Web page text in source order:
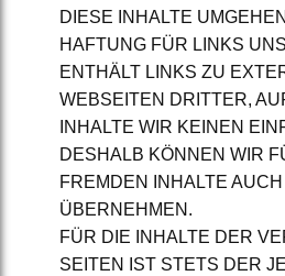
DIESE INHALTE
HAFTUNG FÜR LINKS
ENTHÄLT LINKS ZU
WEBSEITEN DRITTER,
INHALTE WIR KEINEN
DESHALB KÖNNEN WIR
FREMDEN INHALTE
ÜBERNEHMEN.
FÜR DIE INHALTE DER
SEITEN IST STETS DER